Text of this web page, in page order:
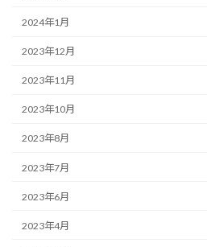
2024年1月
2023年12月
2023年11月
2023年10月
2023年8月
2023年7月
2023年6月
2023年4月